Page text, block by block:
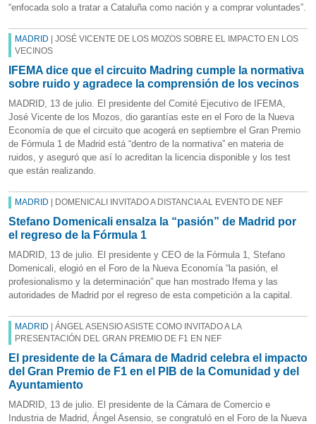
“enfocada solo a tratar a Cataluña como nación y a comprar voluntades”.
MADRID | JOSÉ VICENTE DE LOS MOZOS SOBRE EL IMPACTO EN LOS
VECINOS
IFEMA dice que el circuito Madring cumple la normativa
sobre ruido y agradece la comprensión de los vecinos
MADRID, 13 de julio. El presidente del Comité Ejecutivo de IFEMA,
José Vicente de los Mozos, dio garantías este en el Foro de la Nueva
Economía de que el circuito que acogerá en septiembre el Gran Premio
de Fórmula 1 de Madrid está “dentro de la normativa” en materia de
ruidos, y aseguró que así lo acreditan la licencia disponible y los test
que están realizando.
MADRID | DOMENICALI INVITADO A DISTANCIA AL EVENTO DE NEF
Stefano Domenicali ensalza la “pasión” de Madrid por
el regreso de la Fórmula 1
MADRID, 13 de julio. El presidente y CEO de la Fórmula 1, Stefano
Domenicali, elogió en el Foro de la Nueva Economía “la pasión, el
profesionalismo y la determinación” que han mostrado Ifema y las
autoridades de Madrid por el regreso de esta competición a la capital.
MADRID | ÁNGEL ASENSIO ASISTE COMO INVITADO A LA
PRESENTACIÓN DEL GRAN PREMIO DE F1 EN NEF
El presidente de la Cámara de Madrid celebra el impacto
del Gran Premio de F1 en el PIB de la Comunidad y del
Ayuntamiento
MADRID, 13 de julio. El presidente de la Cámara de Comercio e
Industria de Madrid, Ángel Asensio, se congratuló en el Foro de la Nueva